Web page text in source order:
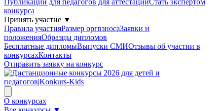
Публикации для педагогов для аттестацииСтать экспертом
конкурса
Принять участие ▼
Правила участияРазмер оргвзносаЗаявки и
положенияОбразцы дипломов
Бесплатные дипломыВыпуски СМИОтзывы об участии в
конкурсахКонтакты
Отправить заявку на конкурс
О конкурсах